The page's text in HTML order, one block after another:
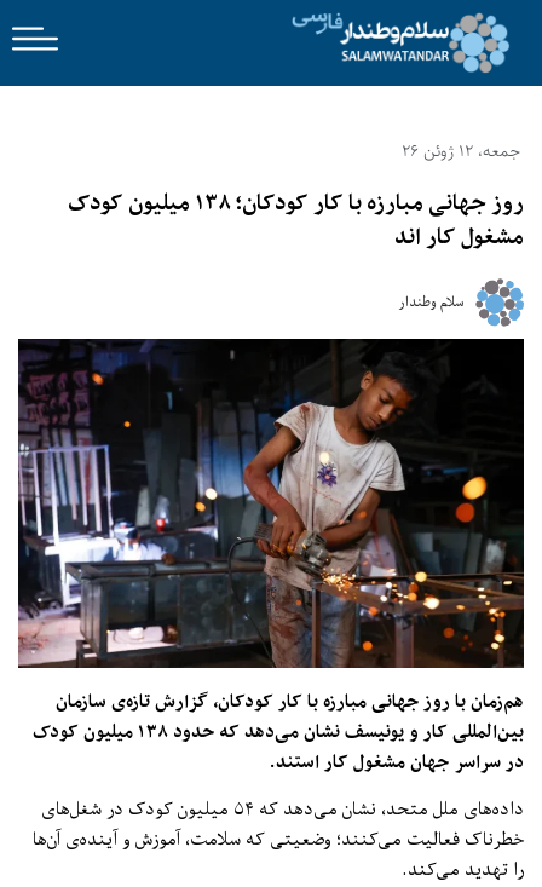
جمعه، 12 ژوئن 26
روز جهانی مبارزه با کار کودکان؛ ۱۳۸ میلیون کودک
مشغول کار اند
سلام وطندار
هم‌زمان با روز جهانی مبارزه با کار کودکان، گزارش تازه‌ی سازمان
بین‌المللی کار و یونیسف نشان می‌دهد که حدود ۱۳۸ میلیون کودک
در سراسر جهان مشغول کار استند.
داده‌های ملل متحد، نشان می‌دهد که ۵۴ میلیون کودک در شغل‌های
خطرناک فعالیت می‌کنند؛ وضعیتی که سلامت، آموزش و آینده‌ی آن‌ها
را تهدید می‌کند.